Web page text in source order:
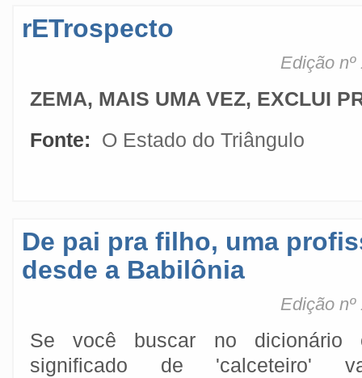
rETrospecto
Edição
ZEMA, MAIS UMA VEZ, EXCLUI
Fonte:
O Estado do Triângulo
De pai pra filho, uma
desde a Babilônia
Edição
Se você buscar no dicionário
significado de 'calceteiro'